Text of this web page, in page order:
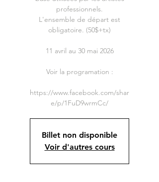
professionnels.
L'ensemble de départ est
obligatoire. (50$+tx)
11 avril au 30 mai 2026
Voir la programation :
https://www.facebook.com/shar
Billet non disponible
Voir d'autres cours